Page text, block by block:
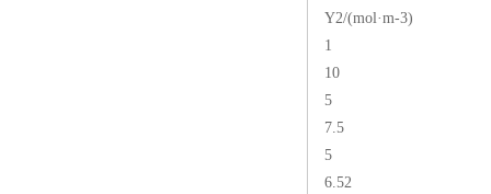
Y2/(mol·m-3)
1
10
5
7.5
5
6.52